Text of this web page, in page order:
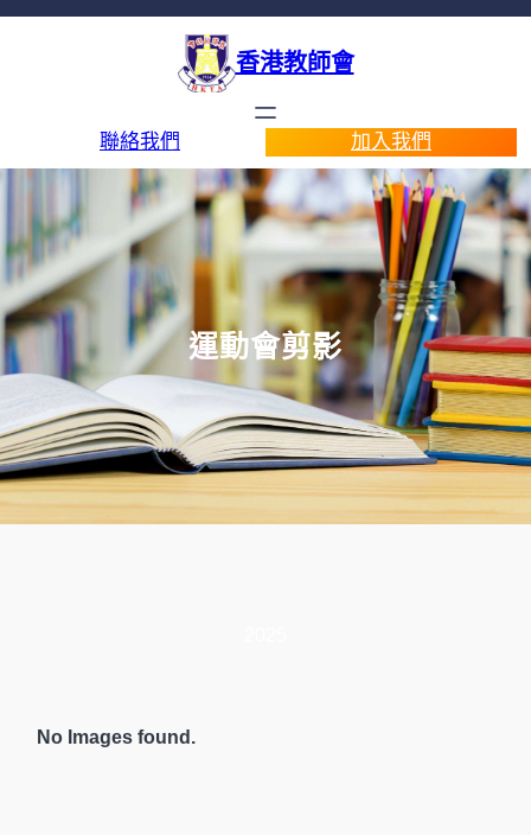
香港教師會
聯絡我們 加入我們
運動會剪影
No Images found.